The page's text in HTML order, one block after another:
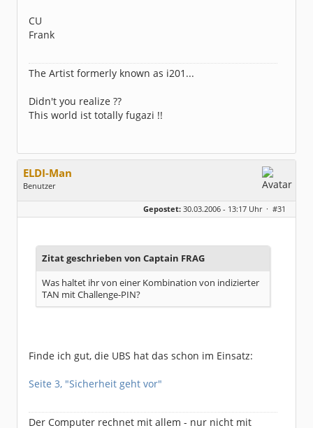
CU
Frank
The Artist formerly known as i201...
Didn't you realize ??
This world ist totally fugazi !!
ELDI-Man
Benutzer
Geschlecht:
keine Angabe
Beiträge:
1046
Gepostet: 30.03.2006 - 13:17 Uhr · #31
Zitat geschrieben von Captain FRAG
Was haltet ihr von einer Kombination von indizierter
TAN mit Challenge-PIN?
Finde ich gut, die UBS hat das schon im Einsatz:
Seite 3, "Sicherheit geht vor"
Der Computer rechnet mit allem - nur nicht mit